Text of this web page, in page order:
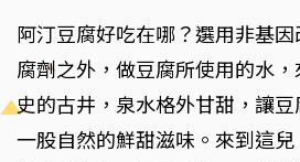
阿汀豆腐好吃在哪？選用非基
腐劑之外，做豆腐所使用的水
史的古井，泉水格外甘甜，讓
一股自然的鮮甜滋味。來到這